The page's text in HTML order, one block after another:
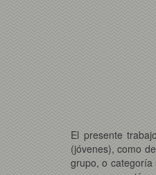
El presente
(jóvenes), como
grupo, o categoría